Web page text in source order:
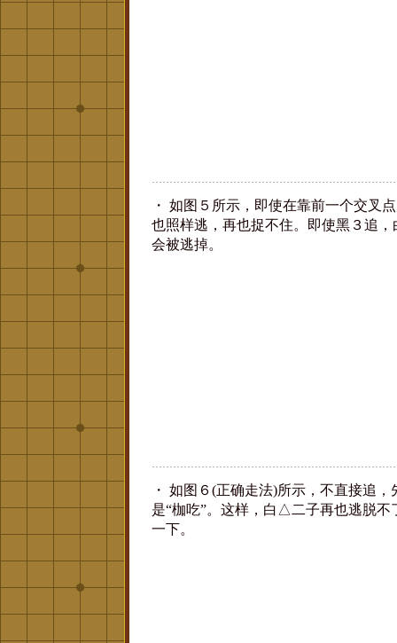
・ 如图５所示，即使在靠前一个交叉
也照样逃，再也捉不住。即使黑３追，
会被逃掉。
・ 如图６(正确走法)所示，不直接追，
是“枷吃”。这样，白△二子再也逃脱不
一下。